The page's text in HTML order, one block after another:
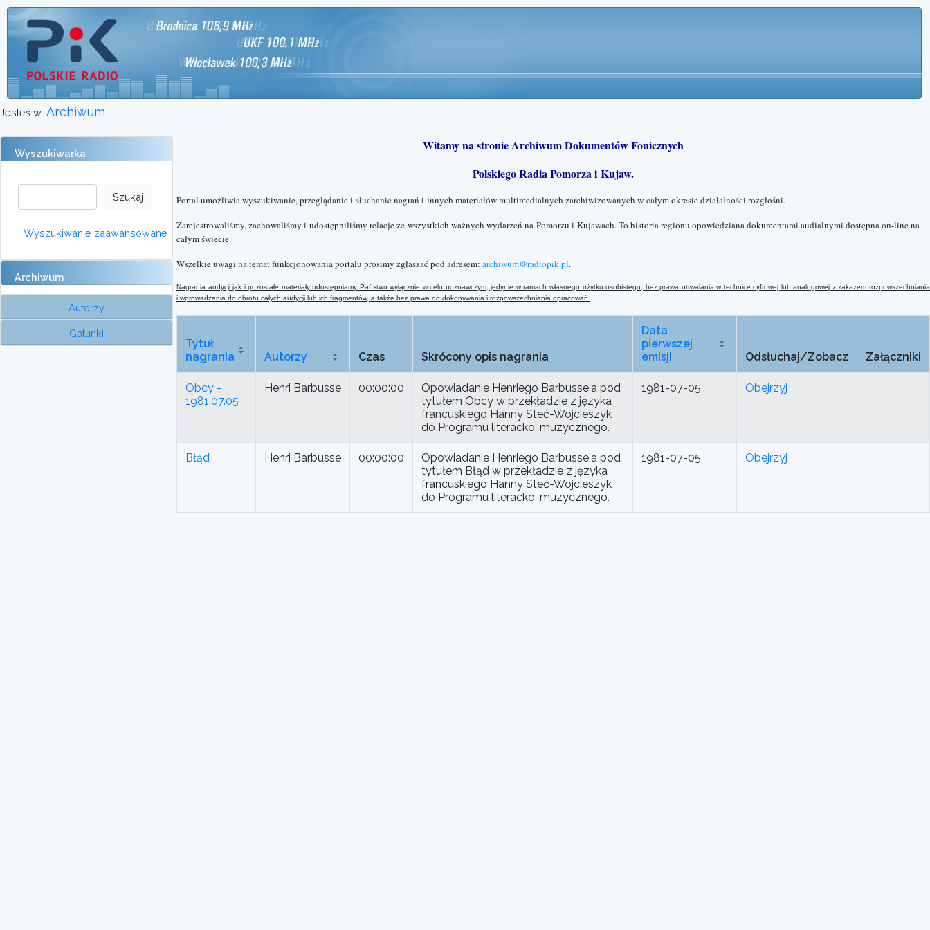
Jesteś w: Archiwum
Wyszukiwarka
Wyszukiwanie zaawansowane
Archiwum
Autorzy
Gatunki
Witamy na stronie Archiwum Dokumentów Fonicznych
Polskiego Radia Pomorza i Kujaw.
Portal umożliwia wyszukiwanie, przeglądanie i słuchanie nagrań i innych materiałów multimedialnych zarchiwizowanych w całym okresie działalności rozgłośni.
Zarejestrowaliśmy, zachowaliśmy i udostępniliśmy relacje ze wszystkich ważnych wydarzeń na Pomorzu i Kujawach. To historia regionu opowiedziana dokumentami audialnymi dostępna on-line na
całym świecie.
Wszelkie uwagi na temat funkcjonowania portalu prosimy zgłaszać pod adresem: archiwum@radiopik.pl.
Nagrania audycji jak i pozostałe materiały udostępniamy Państwu wyłącznie w celu poznawczym, jedynie w ramach własnego użytku osobistego, bez prawa utrwalania w technice cyfrowej lub analogowej zzakazem rozpowszechniania
i wprowadzania do obrotu całych audycji lub ich fragmentów, a także bez prawa do dokonywania i rozpowszechniania opracowań.
Tytuł
nagrania
Autorzy Czas Skrócony opis nagrania
Data
pierwszej
emisji
Odsłuchaj/Zobacz Załączniki
Obcy -
1981.07.05
Henri Barbusse 00:00:00
Opowiadanie Henriego Barbusse'a pod
tytułem Obcy w przekładzie z języka
francuskiego Hanny Steć-Wojcieszyk
do Programu literacko-muzycznego.
1981-07-05 Obejrzyj
Błąd Henri Barbusse 00:00:00
Opowiadanie Henriego Barbusse'a pod
tytułem Błąd w przekładzie z języka
francuskiego Hanny Steć-Wojcieszyk
do Programu literacko-muzycznego.
1981-07-05 Obejrzyj